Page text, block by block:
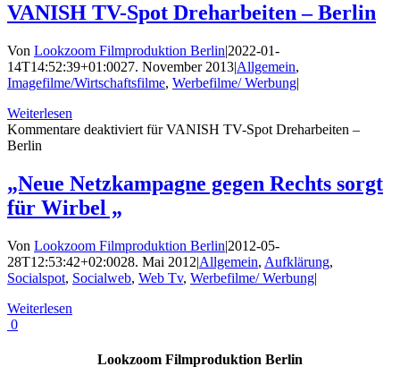
VANISH TV-Spot Dreharbeiten – Berlin
Von Lookzoom Filmproduktion Berlin|2022-01-
14T14:52:39+01:0027. November 2013|Allgemein,
Imagefilme/Wirtschaftsfilme, Werbefilme/ Werbung|
Weiterlesen
Kommentare deaktiviert für VANISH TV-Spot Dreharbeiten –
Berlin
„Neue Netzkampagne gegen Rechts sorgt
für Wirbel „
Von Lookzoom Filmproduktion Berlin|2012-05-
28T12:53:42+02:0028. Mai 2012|Allgemein, Aufklärung,
Socialspot, Socialweb, Web Tv, Werbefilme/ Werbung|
Weiterlesen
0
Lookzoom Filmproduktion Berlin